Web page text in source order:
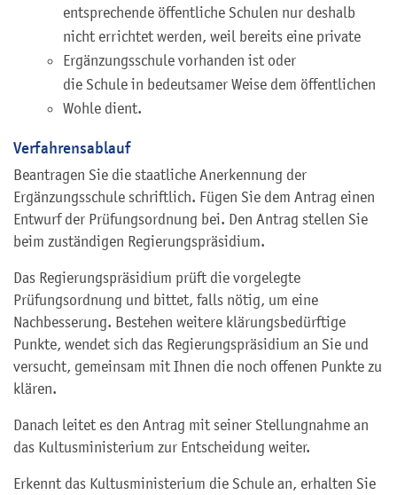
entsprechende öffentliche Schulen nur deshalb
nicht errichtet werden, weil bereits eine private
Ergänzungsschule vorhanden ist oder
die Schule in bedeutsamer Weise dem öffentlichen
Wohle dient.
Verfahrensablauf
Beantragen Sie die staatliche Anerkennung der
Ergänzungsschule schriftlich. Fügen Sie dem Antrag einen
Entwurf der Prüfungsordnung bei. Den Antrag stellen Sie
beim zuständigen Regierungspräsidium.
Das Regierungspräsidium prüft die vorgelegte
Prüfungsordnung und bittet, falls nötig, um eine
Nachbesserung. Bestehen weitere klärungsbedürftige
Punkte, wendet sich das Regierungspräsidium an Sie und
versucht, gemeinsam mit Ihnen die noch offenen Punkte zu
klären.
Danach leitet es den Antrag mit seiner Stellungnahme an
das Kultusministerium zur Entscheidung weiter.
Erkennt das Kultusministerium die Schule an, erhalten Sie